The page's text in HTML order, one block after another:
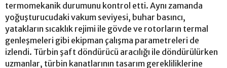
termomekanik durumunu kontrol etti. Aynı zamanda
yoğuşturucudaki vakum seviyesi, buhar basıncı,
yatakların sıcaklık rejimi ile gövde ve rotorların termal
genleşmeleri gibi ekipman çalışma parametreleri de
izlendi. Türbin şaft döndürücü aracılığı ile döndürülürken
uzmanlar, türbin kanatlarının tasarım gerekliliklerine